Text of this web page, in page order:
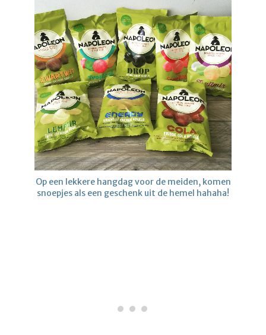
Op een lekkere hangdag voor de meiden, komen
snoepjes als een geschenk uit de hemel hahaha!